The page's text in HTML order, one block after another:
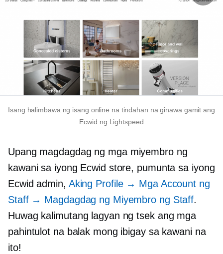
Isang halimbawa ng isang online na tindahan na ginawa gamit ang
Ecwid ng Lightspeed
Upang magdagdag ng mga miyembro ng
kawani sa iyong Ecwid store, pumunta sa iyong
Ecwid admin, Aking Profile → Mga Account ng
Staff → Magdagdag ng Miyembro ng Staff.
Huwag kalimutang lagyan ng tsek ang mga
pahintulot na balak mong ibigay sa kawani na
ito!